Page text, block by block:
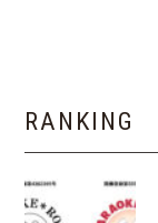
RANKING